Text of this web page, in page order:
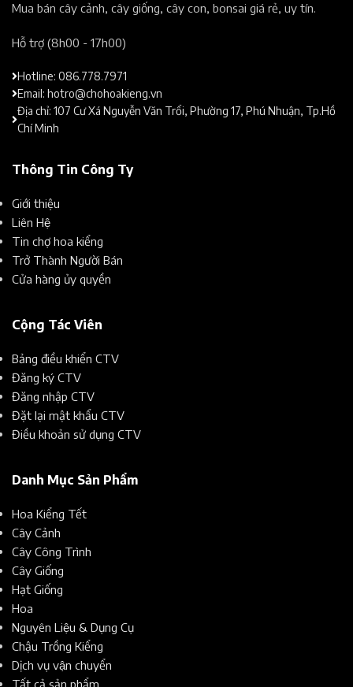
Mua bán cây cảnh, cây giống, cây con, bonsai giá rẻ, uy tín.​
Hỗ trợ (8h00 - 17h00)​
Hotline: 086.778.7971
Email: hotro@chohoakieng.vn
Địa chỉ: 107 Cư Xá Nguyễn Văn Trổi, Phường 17, Phú Nhuận, Tp.Hồ
Chí Minh
Thông Tin Công Ty
Giới thiệu
Liên Hệ
Tin chợ hoa kiểng
Trở Thành Người Bán
Cửa hàng ủy quyền
Cộng Tác Viên
Bảng điều khiển CTV
Đăng ký CTV
Đăng nhập CTV
Đặt lại mật khẩu CTV
Điều khoản sử dụng CTV
Danh Mục Sản Phẩm
Hoa Kiểng Tết
Cây Cảnh
Cây Công Trình
Cây Giống
Hạt Giống
Hoa
Nguyên Liệu & Dụng Cụ
Chậu Trồng Kiểng
Dịch vụ vận chuyển